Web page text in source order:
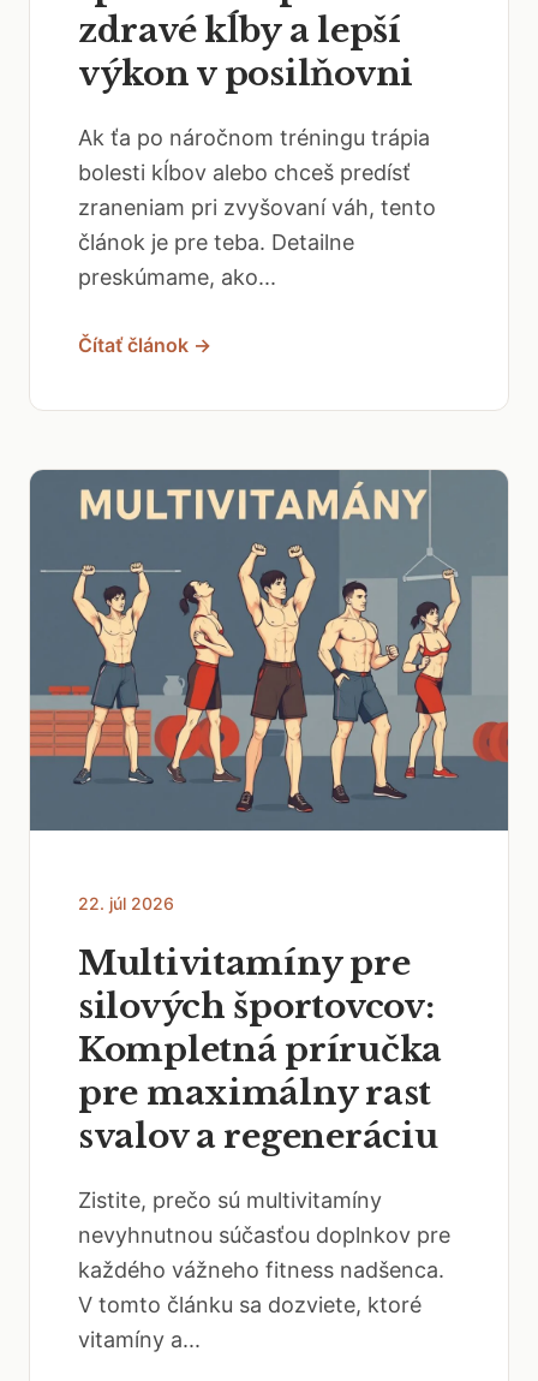
zdravé kĺby a lepší
výkon v posilňovni
Ak ťa po náročnom tréningu trápia
bolesti kĺbov alebo chceš predísť
zraneniam pri zvyšovaní váh, tento
článok je pre teba. Detailne
preskúmame, ako...
Čítať článok →
22. júl 2026
Multivitamíny pre
silových športovcov:
Kompletná príručka
pre maximálny rast
svalov a regeneráciu
Zistite, prečo sú multivitamíny
nevyhnutnou súčasťou doplnkov pre
každého vážneho fitness nadšenca.
V tomto článku sa dozviete, ktoré
vitamíny a...